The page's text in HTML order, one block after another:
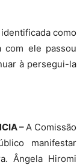
como
com ele passou
à persegui-la
–A Comissão
manifestar
Ângela Hiromi